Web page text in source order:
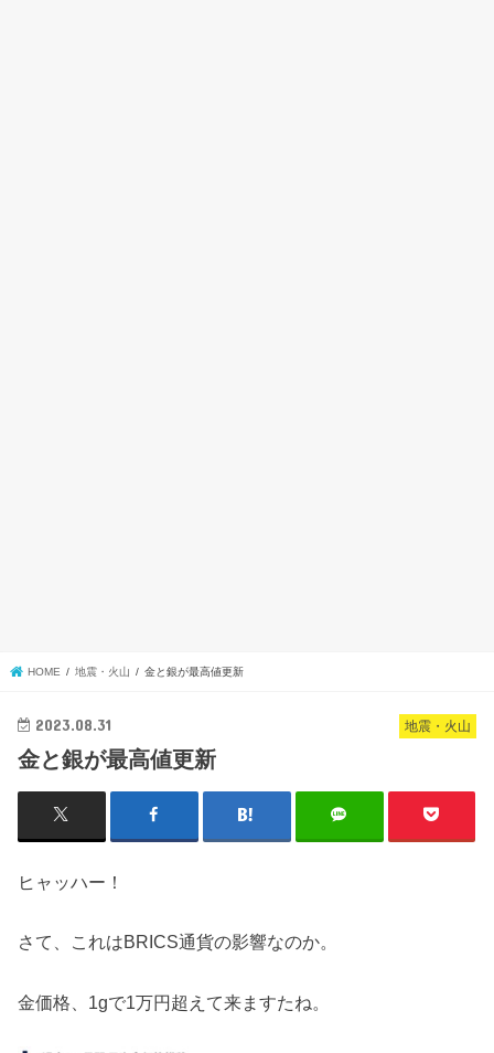
HOME 地震・火山 金と銀が最高値更新
地震・火山
2023.08.31
金と銀が最高値更新
ヒャッハー！
さて、これはBRICS通貨の影響なのか。
金価格、1gで1万円超えて来ますたね。